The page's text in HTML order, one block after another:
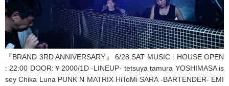
『BRAND 3RD ANNIVERSARY』 6/28.SAT MUSIC : HOUSE OPEN
: 22:00 DOOR:￥2000/1D -LINEUP- tetsuya tamura YOSHIMASA is
sey Chika Luna PUNK N MATRIX HiToMi SARA -BARTENDER- EMI